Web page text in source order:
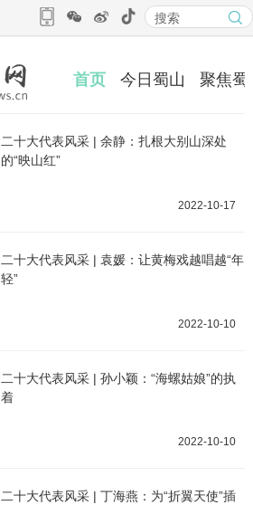
首页 今日蜀山 聚焦蜀
二十大代表风采 | 余静：扎根大别山深处
的“映山红”
2022-10-17
二十大代表风采 | 袁媛：让黄梅戏越唱越“年
轻”
2022-10-10
二十大代表风采 | 孙小颖：“海螺姑娘”的执
着
2022-10-10
二十大代表风采 | 丁海燕：为“折翼天使”插